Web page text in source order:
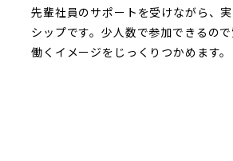
先輩社員のサポートを受けながら、
シップです。少人数で参加できるの
働くイメージをじっくりつかめます。